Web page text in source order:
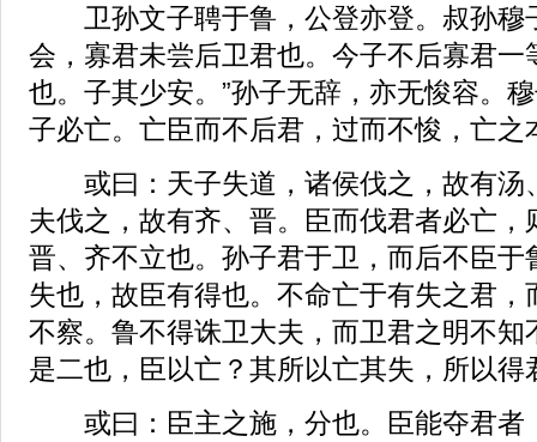
卫孙文子聘于鲁，公登亦登。叔孙穆
会，寡君未尝后卫君也。今子不后寡君
也。子其少安。”孙子无辞，亦无悛容。
子必亡。亡臣而不后君，过而不悛，亡之
或曰：天子失道，诸侯伐之，故有汤
夫伐之，故有齐、晋。臣而伐君者必亡
晋、齐不立也。孙子君于卫，而后不臣
失也，故臣有得也。不命亡于有失之君，
不察。鲁不得诛卫大夫，而卫君之明不知
是二也，臣以亡？其所以亡其失，所以得
或曰：臣主之施，分也。臣能夺君者